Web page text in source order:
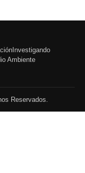
Investigando
Ambiente
Reservados.